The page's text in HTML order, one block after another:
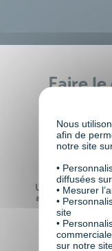
Faire le
Un réseau de 22
anciens
Nous
afin de
notre site
•
diffusées
• Mesurer
•
site
•
sur notre